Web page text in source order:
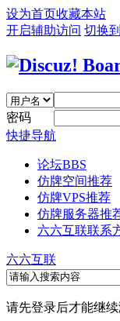
设为首页收藏本站
开启辅助访问 切换
密码
快捷导航
论坛BBS
仿牌空间推荐
仿牌VPS推荐
仿牌服务器推
六六互联联系
六六互联
请先登录后才能继